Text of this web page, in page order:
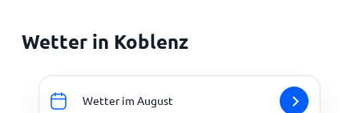
Wetter in Koblenz
Wetter im August